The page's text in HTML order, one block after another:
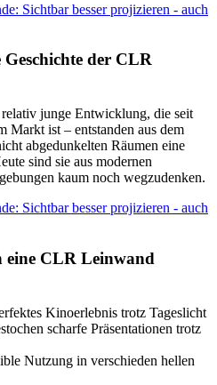
der CLR
junge Entwicklung, die seit
Markt ist – entstanden aus dem
abgedunkelten Räumen eine
sind sie aus modernen
kaum noch wegzudenken.
eine CLR Leinwand
Kinoerlebnis trotz Tageslicht
scharfe Präsentationen trotz
Nutzung in verschieden hellen